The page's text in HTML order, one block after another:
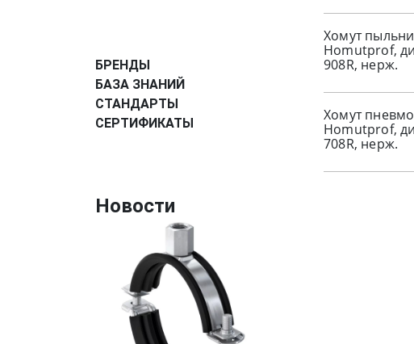
БРЕНДЫ
БАЗА ЗНАНИЙ
СТАНДАРТЫ
СЕРТИФИКАТЫ
Новости
Хомут
Homutprof,
908R, нерж.
Хомут
Homutprof,
708R, нерж.